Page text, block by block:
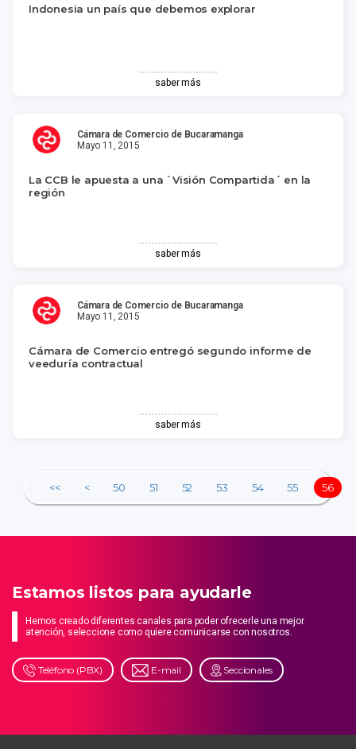
Indonesia un país que debemos explorar
saber más
Cámara de Comercio de Bucaramanga
Mayo 11, 2015
La CCB le apuesta a una `Visión Compartida´ en la
región
saber más
Cámara de Comercio de Bucaramanga
Mayo 11, 2015
Cámara de Comercio entregó segundo informe de
veeduría contractual
saber más
<< < 50 51 52 53 54 55 56
Estamos listos para ayudarle
Hemos creado diferentes canales para poder ofrecerle una mejor
atención, seleccione como quiere comunicarse con nosotros.
Teléfono (PBX) E-mail Seccionales